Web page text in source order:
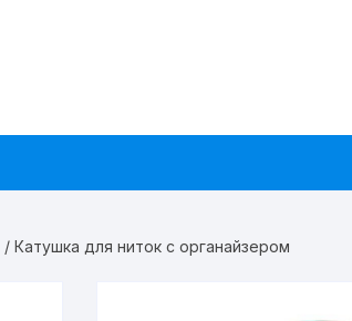
/ Катушка для ниток с органайзером